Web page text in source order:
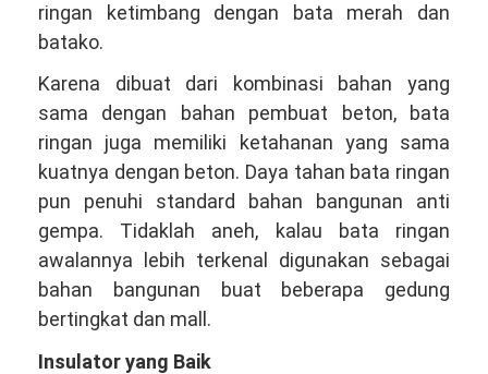
ringan ketimbang dengan bata merah dan
batako.
Karena dibuat dari kombinasi bahan yang
sama dengan bahan pembuat beton, bata
ringan juga memiliki ketahanan yang sama
kuatnya dengan beton. Daya tahan bata ringan
pun penuhi standard bahan bangunan anti
gempa. Tidaklah aneh, kalau bata ringan
awalannya lebih terkenal digunakan sebagai
bahan bangunan buat beberapa gedung
bertingkat dan mall.
Insulator yang Baik